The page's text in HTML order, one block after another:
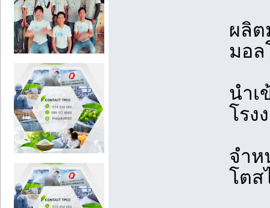
ผลิต
มอล
นำเ
โรง
จำห
โตส